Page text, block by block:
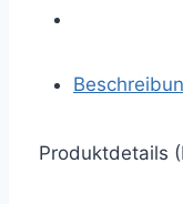
Produktdetails